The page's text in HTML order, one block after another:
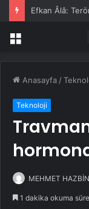
Komşuda
Menü
Anasayfa /
Teknoloji
MEHMET
1 dakika okuma